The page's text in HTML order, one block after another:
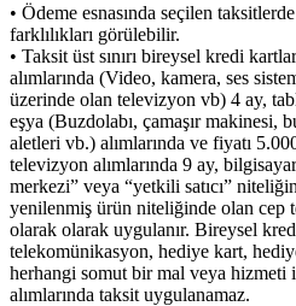
• Ödeme esnasında seçilen
farklılıkları görülebilir.
• Taksit üst sınırı bireysel kredi
alımlarında (Video, kamera, ses
üzerinde olan televizyon vb) 4 ay,
eşya (Buzdolabı, çamaşır makinesi,
aletleri vb.) alımlarında ve fiyatı
televizyon alımlarında 9 ay,
merkezi” veya “yetkili satıcı”
yenilenmiş ürün niteliğinde olan cep
olarak olarak uygulanır. Bireysel
telekomünikasyon, hediye kart,
herhangi somut bir mal veya hizmeti
alımlarında taksit uygulanamaz.